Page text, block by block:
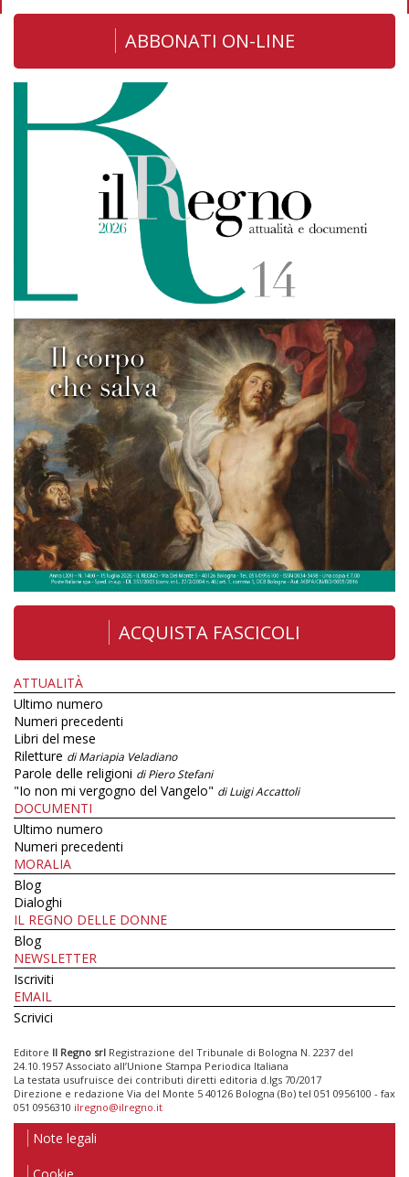
ABBONATI ON-LINE
ACQUISTA FASCICOLI
ATTUALITÀ
Ultimo numero
Numeri precedenti
Libri del mese
Riletture di Mariapia Veladiano
Parole delle religioni di Piero Stefani
"Io non mi vergogno del Vangelo" di Luigi Accattoli
DOCUMENTI
Ultimo numero
Numeri precedenti
MORALIA
Blog
Dialoghi
IL REGNO DELLE DONNE
Blog
NEWSLETTER
Iscriviti
EMAIL
Scrivici
Editore Il Regno srl Registrazione del Tribunale di Bologna N. 2237 del
24.10.1957 Associato all’Unione Stampa Periodica Italiana
La testata usufruisce dei contributi diretti editoria d.lgs 70/2017
Direzione e redazione Via del Monte 5 40126 Bologna (Bo) tel 051 0956100 - fax
051 0956310 ilregno@ilregno.it
Note legali